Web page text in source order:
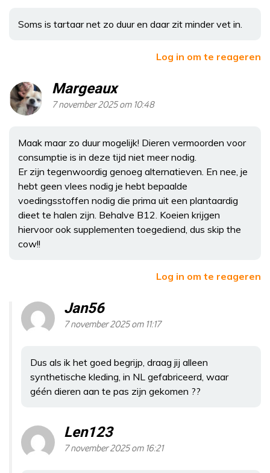
Soms is tartaar net zo duur en daar zit minder vet in.
Log in om te reageren
Margeaux
7 november 2025 om 10:48
Maak maar zo duur mogelijk! Dieren vermoorden voor
consumptie is in deze tijd niet meer nodig.
Er zijn tegenwoordig genoeg alternatieven. En nee, je
hebt geen vlees nodig je hebt bepaalde
voedingsstoffen nodig die prima uit een plantaardig
dieet te halen zijn. Behalve B12. Koeien krijgen
hiervoor ook supplementen toegediend, dus skip the
cow!!
Log in om te reageren
Jan56
7 november 2025 om 11:17
Dus als ik het goed begrijp, draag jij alleen
synthetische kleding, in NL gefabriceerd, waar
géén dieren aan te pas zijn gekomen ??
Len123
7 november 2025 om 16:21